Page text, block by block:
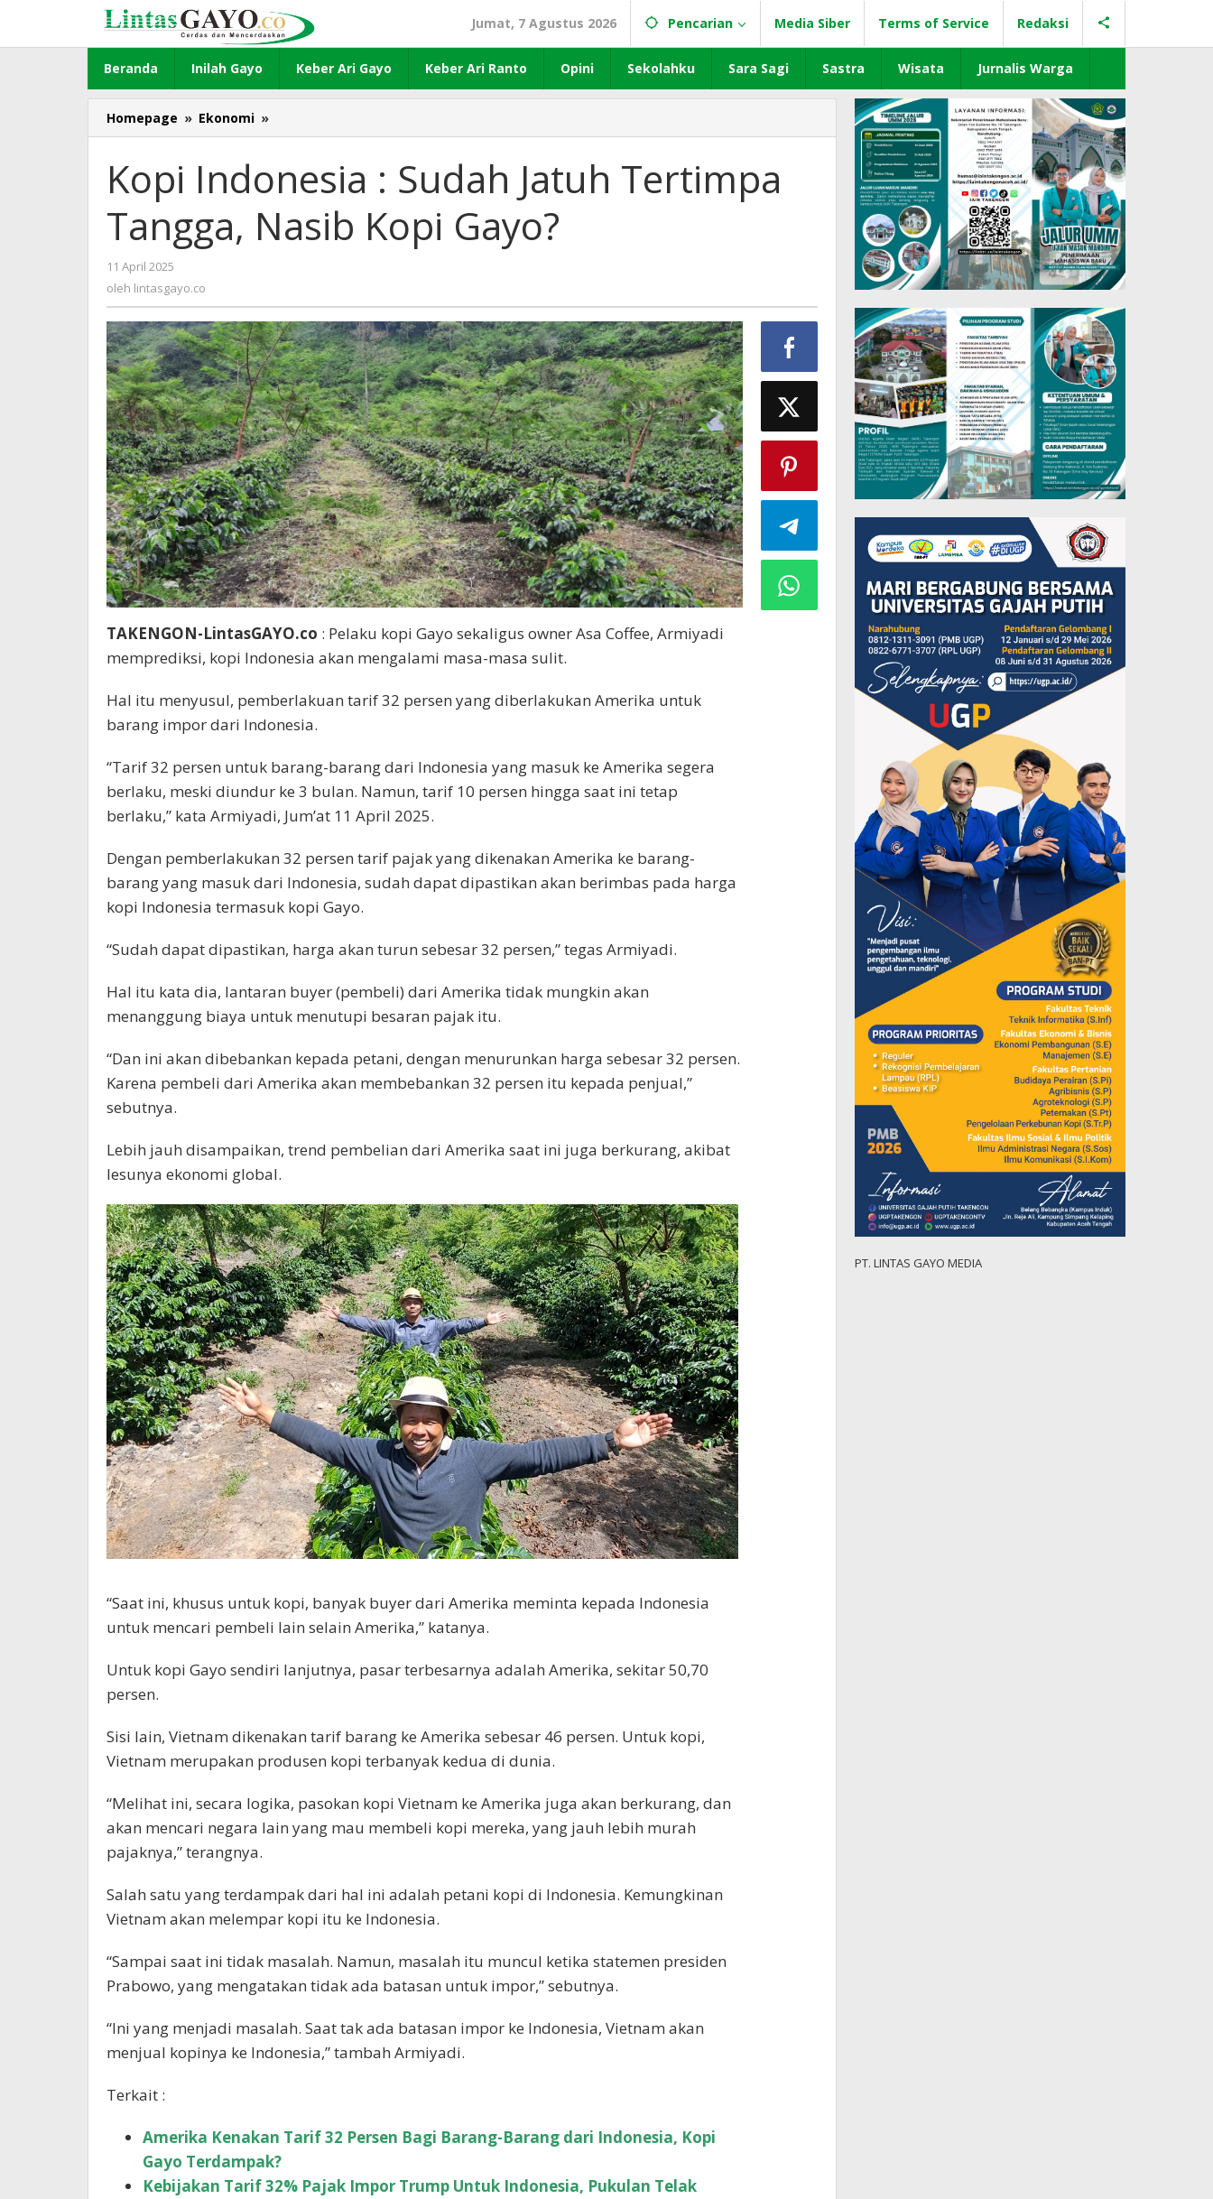
konten
Jumat, 7 Agustus 2026 Pencarian Media Siber Terms of Service Redaksi
Beranda Inilah Gayo Keber Ari Gayo Keber Ari Ranto Opini Sekolahku Sara Sagi Sastra Wisata Jurnalis Warga
Homepage » Ekonomi »
Indonesia
Sudah
Jatuh
Tertimpa
Tangga,
Kopi Indonesia : Sudah Jatuh Tertimpa
Tangga, Nasib Kopi Gayo?
11 April 2025
lintasgayo.co
oleh lintasgayo.co
TAKENGON-LintasGAYO.co : Pelaku kopi Gayo sekaligus owner Asa Coffee, Armiyadi
memprediksi, kopi Indonesia akan mengalami masa-masa sulit.
Hal itu menyusul, pemberlakuan tarif 32 persen yang diberlakukan Amerika untuk
barang impor dari Indonesia.
“Tarif 32 persen untuk barang-barang dari Indonesia yang masuk ke Amerika segera
berlaku, meski diundur ke 3 bulan. Namun, tarif 10 persen hingga saat ini tetap
berlaku,” kata Armiyadi, Jum’at 11 April 2025.
Dengan pemberlakukan 32 persen tarif pajak yang dikenakan Amerika ke barang-
barang yang masuk dari Indonesia, sudah dapat dipastikan akan berimbas pada harga
kopi Indonesia termasuk kopi Gayo.
“Sudah dapat dipastikan, harga akan turun sebesar 32 persen,” tegas Armiyadi.
Hal itu kata dia, lantaran buyer (pembeli) dari Amerika tidak mungkin akan
menanggung biaya untuk menutupi besaran pajak itu.
“Dan ini akan dibebankan kepada petani, dengan menurunkan harga sebesar 32 persen.
Karena pembeli dari Amerika akan membebankan 32 persen itu kepada penjual,”
sebutnya.
Lebih jauh disampaikan, trend pembelian dari Amerika saat ini juga berkurang, akibat
lesunya ekonomi global.
“Saat ini, khusus untuk kopi, banyak buyer dari Amerika meminta kepada Indonesia
untuk mencari pembeli lain selain Amerika,” katanya.
Untuk kopi Gayo sendiri lanjutnya, pasar terbesarnya adalah Amerika, sekitar 50,70
persen.
Sisi lain, Vietnam dikenakan tarif barang ke Amerika sebesar 46 persen. Untuk kopi,
Vietnam merupakan produsen kopi terbanyak kedua di dunia.
“Melihat ini, secara logika, pasokan kopi Vietnam ke Amerika juga akan berkurang, dan
akan mencari negara lain yang mau membeli kopi mereka, yang jauh lebih murah
pajaknya,” terangnya.
Salah satu yang terdampak dari hal ini adalah petani kopi di Indonesia. Kemungkinan
Vietnam akan melempar kopi itu ke Indonesia.
“Sampai saat ini tidak masalah. Namun, masalah itu muncul ketika statemen presiden
Prabowo, yang mengatakan tidak ada batasan untuk impor,” sebutnya.
“Ini yang menjadi masalah. Saat tak ada batasan impor ke Indonesia, Vietnam akan
menjual kopinya ke Indonesia,” tambah Armiyadi.
Terkait :
Amerika Kenakan Tarif 32 Persen Bagi Barang-Barang dari Indonesia, Kopi
Gayo Terdampak?
Kebijakan Tarif 32% Pajak Impor Trump Untuk Indonesia, Pukulan Telak
PT. LINTAS GAYO MEDIA